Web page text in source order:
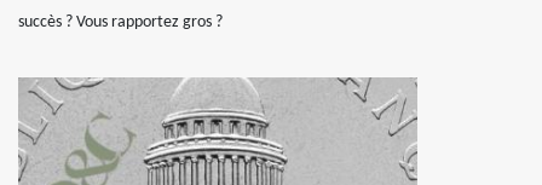
succès ? Vous rapportez gros ?